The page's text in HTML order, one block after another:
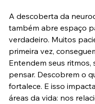
A descoberta da
também abre espaço
verdadeiro. Muitos
primeira vez,
Entendem seus ritmos,
pensar. Descobrem o
fortalece. E isso
áreas da vida: nos